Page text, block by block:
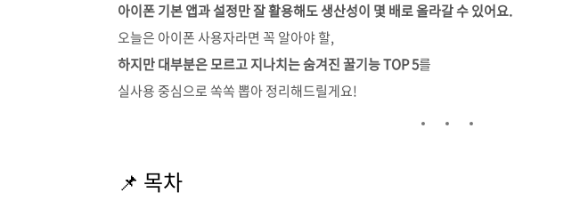
아이폰 기본 앱과 설정만 잘 활용해도 생산성이 몇 배로 올라갈 수 있어요.
오늘은 아이폰 사용자라면 꼭 알아야 할,
하지만 대부분은 모르고 지나치는 숨겨진 꿀기능 TOP 5를
실사용 중심으로 쏙쏙 뽑아 정리해드릴게요!
📌 목차